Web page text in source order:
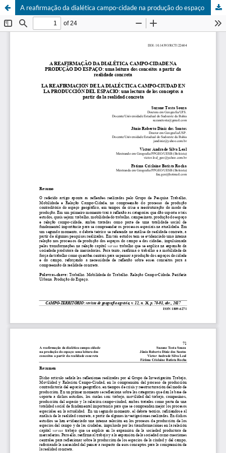
A reafirmação da dialética campo-cidade na produção do espaço